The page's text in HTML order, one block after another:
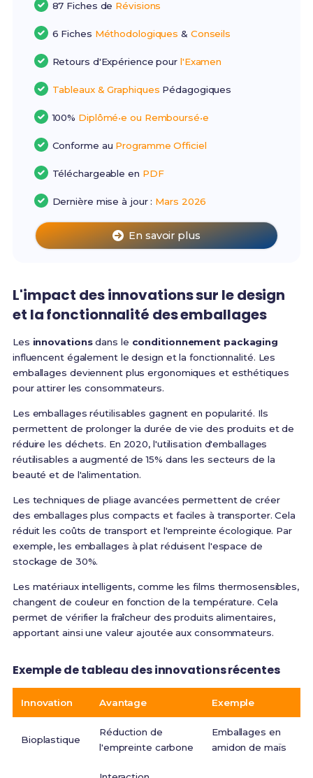
87 Fiches de Révisions
6 Fiches Méthodologiques & Conseils
Retours d'Expérience pour l'Examen
Tableaux & Graphiques Pédagogiques
100% Diplômé•e ou Remboursé•e
Conforme au Programme Officiel
Téléchargeable en PDF
Dernière mise à jour : Mars 2026
En savoir plus
L'impact des innovations sur le design
et la fonctionnalité des emballages
Les innovationsdans le conditionnement packaging
influencent également le design et la fonctionnalité. Les
emballages deviennent plus ergonomiques et esthétiques
pour attirer les consommateurs.
Les emballages réutilisables gagnent en popularité. Ils
permettent de prolonger la durée de vie des produits et de
réduire les déchets. En 2020, l'utilisation d'emballages
réutilisables a augmenté de 15% dans les secteurs de la
beauté et de l'alimentation.
Les techniques de pliage avancées permettent de créer
des emballages plus compacts et faciles à transporter. Cela
réduit les coûts de transport et l'empreinte écologique. Par
exemple, les emballages à plat réduisent l'espace de
stockage de 30%.
Les matériaux intelligents, comme les films thermosensibles,
changent de couleur en fonction de la température. Cela
permet de vérifier la fraîcheur des produits alimentaires,
apportant ainsi une valeur ajoutée aux consommateurs.
Exemple de tableau des innovations récentes
Innovation Avantage Exemple
Bioplastique
Réduction de
l'empreinte carbone
Emballages en
amidon de maïs